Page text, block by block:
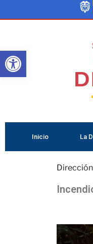
Abrir barra de
Inicio La